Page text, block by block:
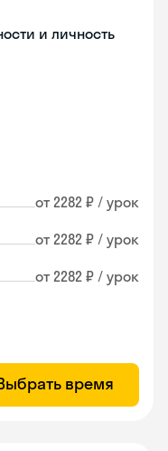
и личность
от 2282 ₽ / урок
от 2282 ₽ / урок
от 2282 ₽ / урок
время